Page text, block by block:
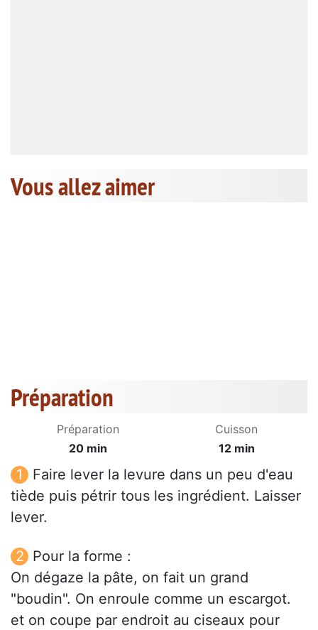
Vous allez aimer
Préparation
Préparation
20 min
Cuisson
12 min
Faire lever la levure dans un peu d'eau
tiède puis pétrir tous les ingrédient. Laisser
lever.
Pour la forme :
On dégaze la pâte, on fait un grand
"boudin". On enroule comme un escargot.
et on coupe par endroit au ciseaux pour